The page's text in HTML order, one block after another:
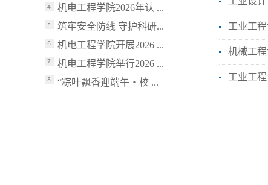
机电工程学院2026年认 ...
筑牢安全防线 守护科研...
机电工程学院开展2026 ...
机电工程学院举行2026 ...
“粽叶飘香迎端午・校 ...
工业工程
机械工程
工业工